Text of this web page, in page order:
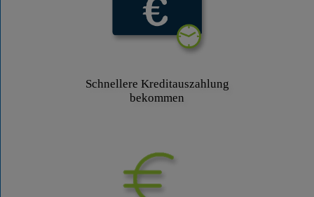
Schnellere Kreditauszahlung
bekommen